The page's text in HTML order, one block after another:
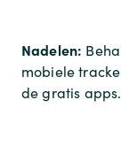
Nadelen:
mobiele
de gratis apps.